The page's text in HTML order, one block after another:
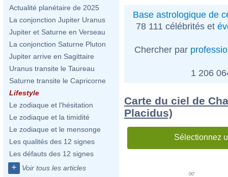
Actualité planétaire de 2025
La conjonction Jupiter Uranus
Jupiter et Saturne en Verseau
La conjonction Saturne Pluton
Jupiter arrive en Sagittaire
Uranus transite le Taureau
Saturne transite le Capricorne
Lifestyle
Le zodiaque et l'hésitation
Le zodiaque et la timidité
Le zodiaque et le mensonge
Les qualités des 12 signes
Les défauts des 12 signes
+ Voir tous les articles
Base astrologique de
78 111 célébrités et
Chercher par
1 206
Carte du ciel de
Placidus)
Sélectionnez
00'